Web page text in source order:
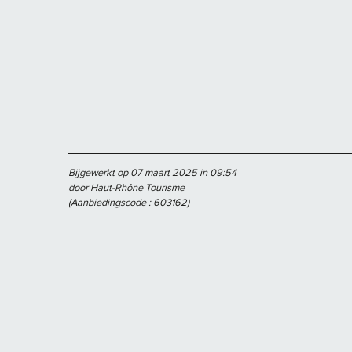
Bijgewerkt op 07 maart 2025 in 09:54
door Haut-Rhône Tourisme
(Aanbiedingscode :603162)